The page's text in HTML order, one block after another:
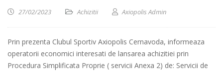
27/02/2023 Achizitii Axiopolis Admin
Prin prezenta Clubul Sportiv Axiopolis Cernavoda, informeaza
operatorii economici interesati de lansarea achizitiei prin
Procedura Simplificata Proprie ( servicii Anexa 2) de: Servicii de